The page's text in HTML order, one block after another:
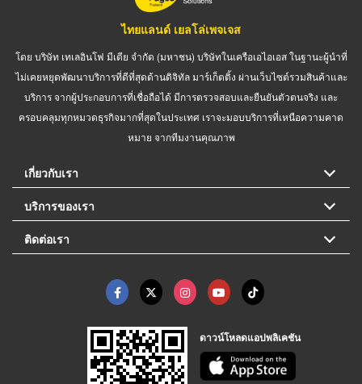
ไทยแลนด์ เยลโล่เพจเจส
โดย บริษัท เทเลอินโฟ มีเดีย จำกัด (มหาชน) บริษัทในเครือเอไอเอส ในฐานะผู้นำที่
ไม่เคยหยุดพัฒนาบริการที่ดีที่สุดด้านดิจิทัล มาร์เก็ตติ้ง ผ่านเว็บไซต์รวมสินค้าและ
บริการ จากผู้ประกอบการที่เชื่อถือได้ มีการตรวจสอบและยืนยันตัวตนจริง และ
ครอบคลุมทุกหมวดธุรกิจมากที่สุดในประเทศ เราจะมอบบริการที่เหนือความคาด
หมาย จากทีมงานคุณภาพ
เกี่ยวกับเรา
บริการของเรา
ติดต่อเรา
ดาวน์โหลดแอปพลิเคชัน